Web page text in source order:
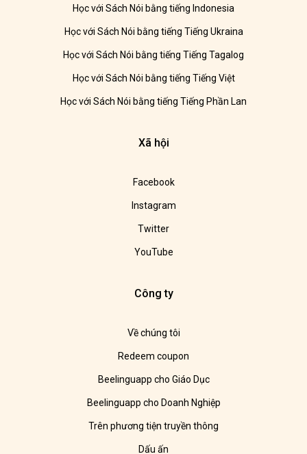
Học với Sách Nói bằng tiếng Indonesia
Học với Sách Nói bằng tiếng Tiếng Ukraina
Học với Sách Nói bằng tiếng Tiếng Tagalog
Học với Sách Nói bằng tiếng Tiếng Việt
Học với Sách Nói bằng tiếng Tiếng Phần Lan
Xã hội
Facebook
Instagram
Twitter
YouTube
Công ty
Về chúng tôi
Redeem coupon
Beelinguapp cho Giáo Dục
Beelinguapp cho Doanh Nghiệp
Trên phương tiện truyền thông
Dấu ấn